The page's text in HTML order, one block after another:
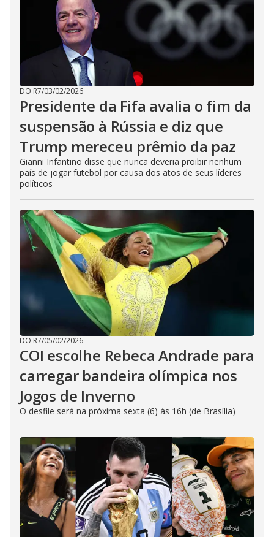
DO R7/03/02/2026
Presidente da Fifa avalia o fim da
suspensão à Rússia e diz que
Trump mereceu prêmio da paz
Gianni Infantino disse que nunca deveria proibir nenhum
país de jogar futebol por causa dos atos de seus líderes
políticos
DO R7/05/02/2026
COI escolhe Rebeca Andrade para
carregar bandeira olímpica nos
Jogos de Inverno
O desfile será na próxima sexta (6) às 16h (de Brasília)